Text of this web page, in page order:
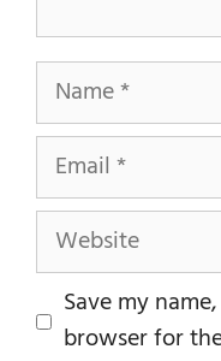
Name
Email
Website
Save my
browser for